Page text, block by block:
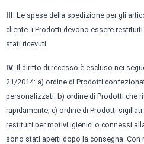
III. Le spese della spedizione per gli
cliente. i Prodotti devono essere
stati ricevuti.
IV. Il diritto di recesso è escluso nei
21/2014: a) ordine di Prodotti
personalizzati; b) ordine di Prodotti che
rapidamente; c) ordine di Prodotti
restituiti per motivi igienici o connessi
sono stati aperti dopo la consegna.